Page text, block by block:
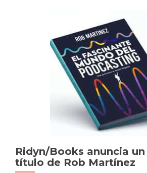
EXPO
PRESENTES
Ridyn/Books anuncia
título de Rob Martínez